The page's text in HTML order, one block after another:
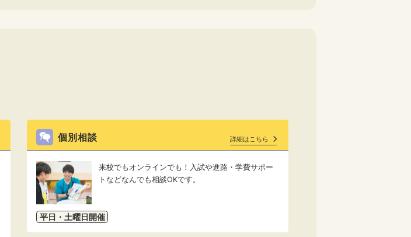
個別相談 詳細はこちら
来校でもオンラインでも！入試や進路・学費サポー
トなどなんでも相談OKです。
平日・土曜日開催